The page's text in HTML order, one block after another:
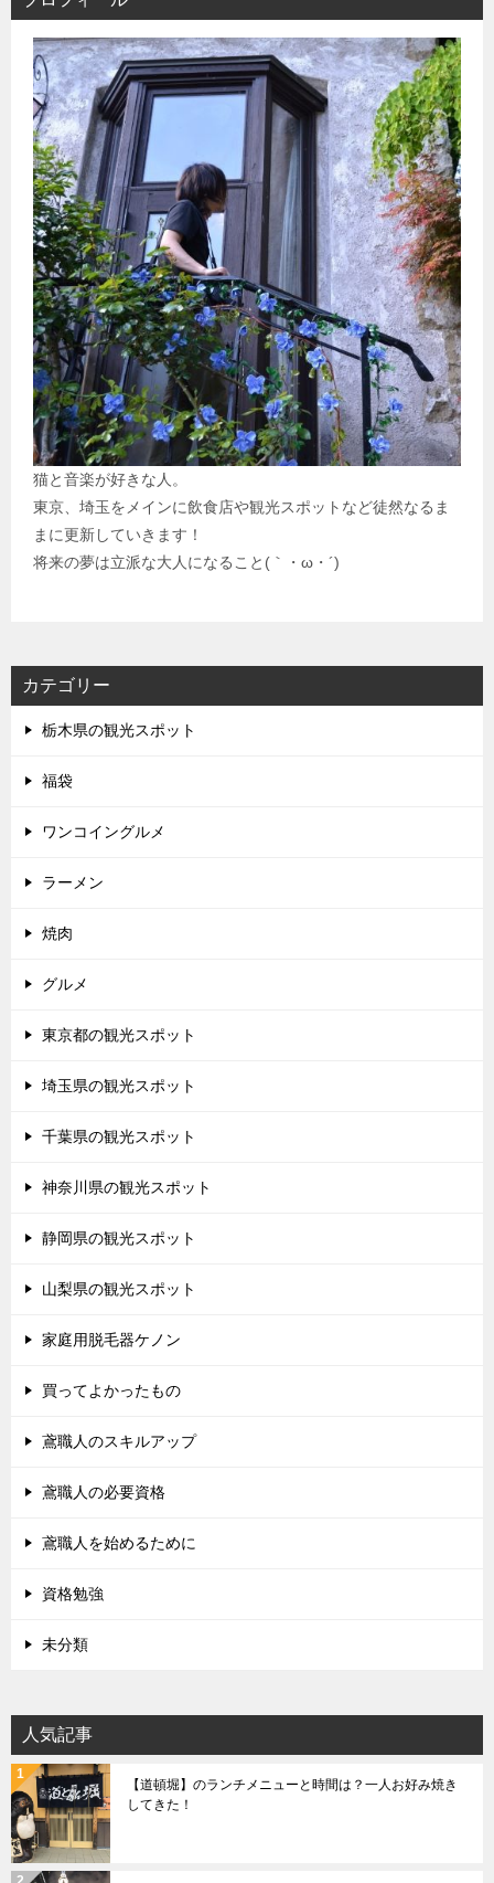
猫と音楽が好きな人。
東京、埼玉をメインに飲食店や観光スポットなど徒然なるま
まに更新していきます！
将来の夢は立派な大人になること(｀・ω・´)
カテゴリー
栃木県の観光スポット
福袋
ワンコイングルメ
ラーメン
焼肉
グルメ
東京都の観光スポット
埼玉県の観光スポット
千葉県の観光スポット
神奈川県の観光スポット
静岡県の観光スポット
山梨県の観光スポット
家庭用脱毛器ケノン
買ってよかったもの
鳶職人のスキルアップ
鳶職人の必要資格
鳶職人を始めるために
資格勉強
未分類
人気記事
【道頓堀】のランチメニューと時間は？一人お好み焼き
してきた！